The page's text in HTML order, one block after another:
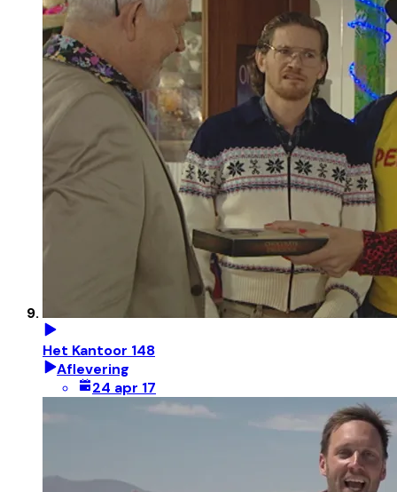
Het Kantoor 148
Aflevering
24 apr 17